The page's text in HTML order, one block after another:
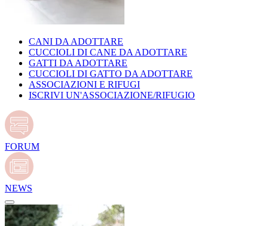
CANI DA ADOTTARE
CUCCIOLI DI CANE DA ADOTTARE
GATTI DA ADOTTARE
CUCCIOLI DI GATTO DA ADOTTARE
ASSOCIAZIONI E RIFUGI
ISCRIVI UN'ASSOCIAZIONE/RIFUGIO
FORUM
NEWS